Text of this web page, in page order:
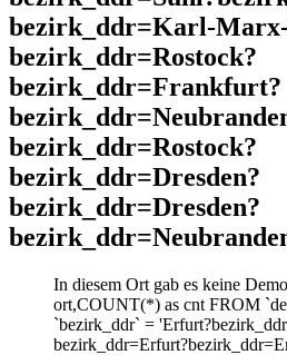
bezirk_ddr=Karl-
bezirk_ddr=Rostock?
bezirk_ddr=Frankfurt?
bezirk_ddr=Rostock?
bezirk_ddr=Dresden?
bezirk_ddr=Dresden?
In diesem Ort gab es keine
ort,COUNT(*) as cnt FROM
`bezirk_ddr` =